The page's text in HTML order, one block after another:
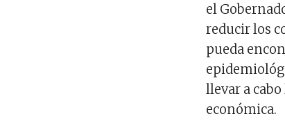
el
reducir los
pueda
llevar a
económica.